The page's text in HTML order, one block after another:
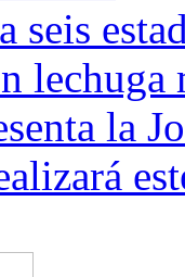
seis
lechuga
la